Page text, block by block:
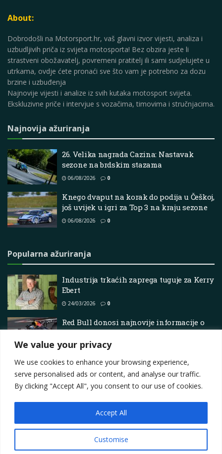
We value your privacy
We use cookies to enhance your browsing experience,
serve personalised ads or content, and analyse our traffic.
By clicking "Accept All", you consent to our use of cookies.
Customise
Accept All
About:
Dobrodošli na Motorsport.hr, vaš glavni izvor vijesti, analiza i
uzbudljivih priča iz svijeta motosporta! Bez obzira jeste li
strastveni obožavatelj, povremeni pratitelj ili sami sudjelujete u
utrkama, ovdje ćete pronaći sve što vam je potrebno za dozu
brzine i uzbuđenja
Najnovije vijesti i analize iz svih kutaka motosport svijeta.
Ekskluzivne priče i intervjue s vozačima, timovima i stručnjacima.
Najnovija ažuriranja
26. Velika nagrada Cazina: Nastavak
sezone na brdskim stazama
06/08/2026 0
Knego dvaput na korak do podija u Češkoj,
još uvijek u igri za Top 3 na kraju sezone
06/08/2026 0
Popularna ažuriranja
Industrija trkaćih zaprega tuguje za Kerry
Ebert
24/03/2026 0
Red Bull donosi najnovije informacije o
pregovorima s FIA-om o klasifikaciji F1
motora
Contact
Privacy Policy
Terms Marketing i oglašavanje